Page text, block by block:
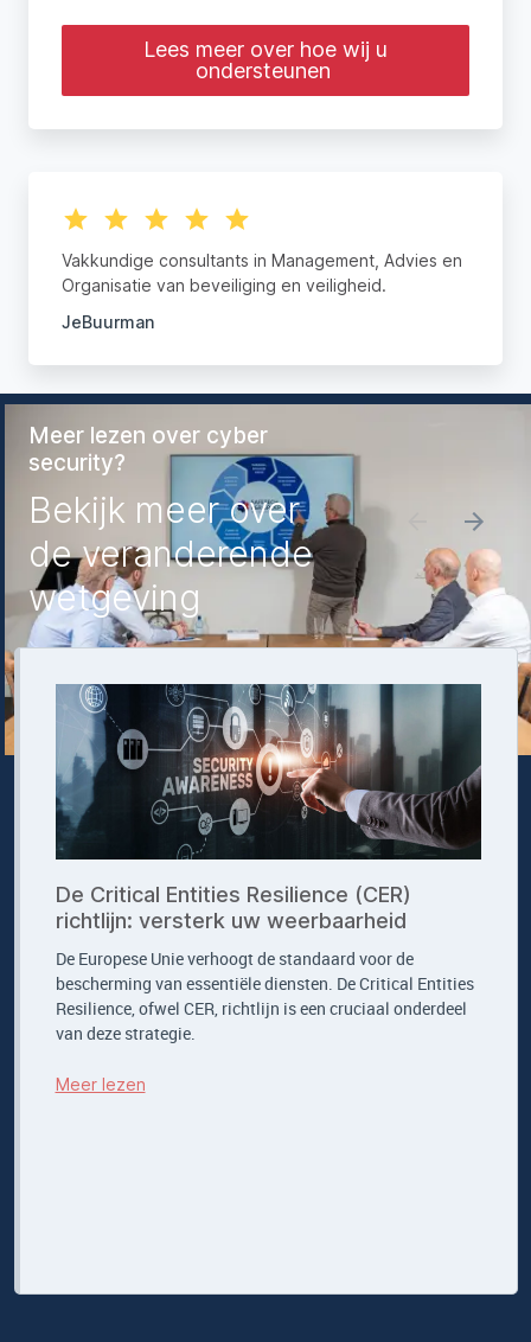
Lees meer over hoe wij u
ondersteunen
Vakkundige consultants in Management, Advies en
Organisatie van beveiliging en veiligheid.
JeBuurman
Meer lezen over cyber
security?
Bekijk meer over
de veranderende
wetgeving
De Critical Entities Resilience (CER)
richtlijn: versterk uw weerbaarheid
De Europese Unie verhoogt de standaard voor de
bescherming van essentiële diensten. De Critical Entities
Resilience, ofwel CER, richtlijn is een cruciaal onderdeel
van deze strategie.
Meer lezen